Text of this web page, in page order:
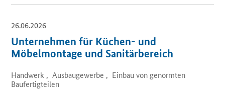
26.06.2026
Unternehmen für Küchen- und
Möbelmontage und Sanitärbereich
Handwerk , Ausbaugewerbe , Einbau von genormten
Baufertigteilen